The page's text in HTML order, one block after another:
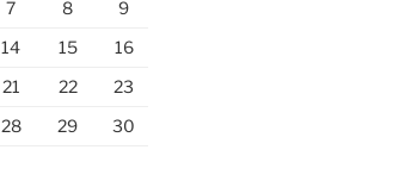
7 8
9
14 15
16
21 22
23
28 29
30